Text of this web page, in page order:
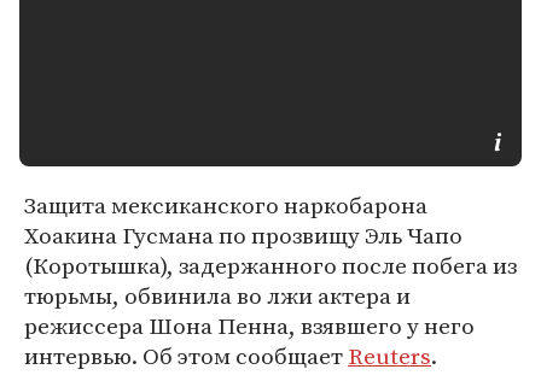
Защита мексиканского наркобарона
Хоакина Гусмана по прозвищу Эль Чапо
(Коротышка), задержанного после побега из
тюрьмы, обвинила во лжи актера и
режиссера Шона Пенна, взявшего у него
интервью. Об этом сообщаетReuters.